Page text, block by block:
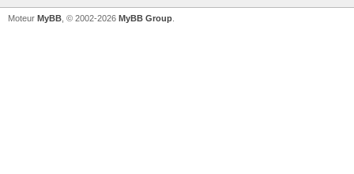
Moteur MyBB , © 2002-2026 MyBB Group